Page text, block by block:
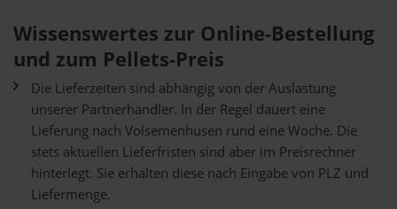
Wissenswertes zur Online-Bestellung
und zum Pellets-Preis
Die Lieferzeiten sind abhängig von der Auslastung
unserer Partnerhändler. In der Regel dauert eine
Lieferung nach Volsemenhusen rund eine Woche. Die
stets aktuellen Lieferfristen sind aber im Preisrechner
hinterlegt. Sie erhalten diese nach Eingabe von PLZ und
Liefermenge.